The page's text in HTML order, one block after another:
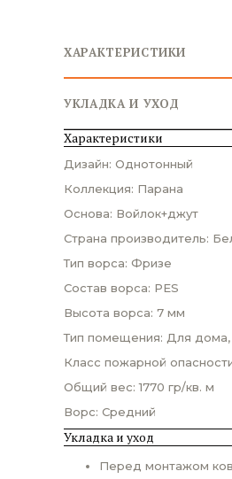
ХАРАКТЕРИСТИКИ
УКЛАДКА И УХОД
Характеристики
Дизайн: Однотонный
Коллекция: Парана
Основа: Войлок+джут
Страна производитель:
Тип ворса: Фризе
Состав ворса: PES
Высота ворса: 7 мм
Тип помещения: Для дома,
Класс пожарной
Общий вес: 1770 гр/кв. м
Ворс: Средний
Укладка и уход
Перед монтажом